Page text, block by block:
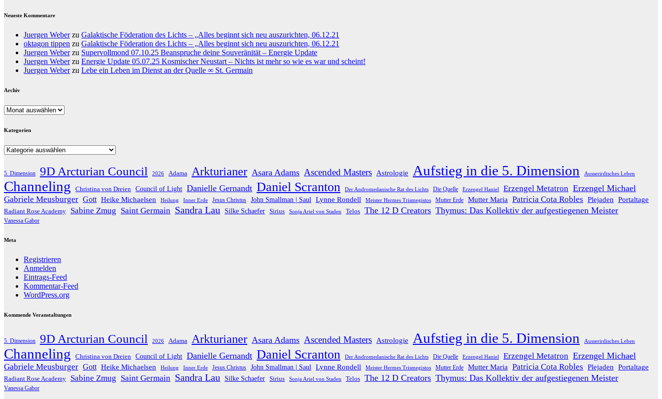
Neueste Kommentare
Juergen Weberzu Galaktische Föderation des Lichts – „Alles beginnt sich neu auszurichten, 06.12.21
oktagon tippen zu Galaktische Föderation des Lichts – „Alles beginnt sich neu auszurichten, 06.12.21
Juergen Weberzu Supervollmond 07.10.25 Beanspruche deine Souveränität – Energie Update
Juergen Weberzu Energie Update 05.07.25 Kosmischer Neustart – Nichts ist mehr so wie es war und scheint!
Juergen Weberzu Lebe ein Leben im Dienst an der Quelle ∞ St. Germain
Archiv
Archiv
Kategorien
Kategorien
5. Dimension 9D Arcturian Council 2026 Adama Arkturianer Asara Adams Ascended Masters Astrologie Aufstieg in die 5. Dimension Ausserirdisches Leben
Channeling Christina von Dreien Council of Light Danielle Gernandt Daniel Scranton Der Andromedanische Rat des Lichts Die Quelle Erzengel Haniel Erzengel Metatron Erzengel Michael
Gabriele Meusburger Gott Heike Michaelsen Heilung Inner Erde Jesus Christus John Smallman | Saul Lynne Rondell Meister Hermes Trismegistos Mutter Erde Mutter Maria Patricia Cota Robles Plejaden Portaltage
Radiant Rose Academy Sabine Zmug Saint Germain Sandra Lau Silke Schaefer Sirius Sonja Ariel von Staden Telos The 12 D Creators Thymus: Das Kollektiv der aufgestiegenen Meister
Vanessa Gabor
Meta
Registrieren
Anmelden
Eintrags-Feed
Kommentar-Feed
WordPress.org
Kommende Veranstaltungen
5. Dimension 9D Arcturian Council 2026 Adama Arkturianer Asara Adams Ascended Masters Astrologie Aufstieg in die 5. Dimension Ausserirdisches Leben
Channeling Christina von Dreien Council of Light Danielle Gernandt Daniel Scranton Der Andromedanische Rat des Lichts Die Quelle Erzengel Haniel Erzengel Metatron Erzengel Michael
Gabriele Meusburger Gott Heike Michaelsen Heilung Inner Erde Jesus Christus John Smallman | Saul Lynne Rondell Meister Hermes Trismegistos Mutter Erde Mutter Maria Patricia Cota Robles Plejaden Portaltage
Radiant Rose Academy Sabine Zmug Saint Germain Sandra Lau Silke Schaefer Sirius Sonja Ariel von Staden Telos The 12 D Creators Thymus: Das Kollektiv der aufgestiegenen Meister
Vanessa Gabor